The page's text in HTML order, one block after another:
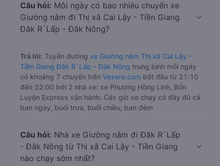
Câu hỏi: Mỗi ngày có bao nhiêu chuyến xe
Giường nằm đi Thị xã Cai Lậy - Tiền Giang
Đăk R`Lấp - Đắk Nông?
Trả lời: Tuyến đường xe Giường nằm Thị xã Cai Lậy -
Tiền Giang Đăk R`Lấp - Đắk Nông trung bình mỗi ngày
có khoảng 7 chuyến trên Vexere.com bắt đầu từ 21:10
đến 22:00 bởi 2 nhà xe: xe Phương Hồng Linh, Bốn
Luyện Express vận hành. Các giờ xe chạy có đầy đủ cả
ban ngày, buổi trưa, buổi chiều, ban đêm
Câu hỏi: Nhà xe Giường nằm đi Đăk R`Lấp
- Đắk Nông từ Thị xã Cai Lậy - Tiền Giang
nào chạy sớm nhất?